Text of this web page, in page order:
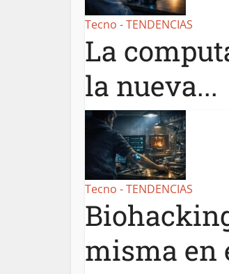
Tecno - TENDENCIAS
La
la nueva...
Tecno - TENDENCIAS
misma en